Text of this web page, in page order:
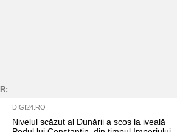
DIGI24.RO
Nivelul scăzut al Dunării a scos la iveală